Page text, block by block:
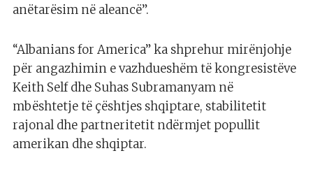
anëtarësim në aleancë”.
“Albanians for America” ka shprehur mirënjohje
për angazhimin e vazhdueshëm të kongresistëve
Keith Self dhe Suhas Subramanyam në
mbështetje të çështjes shqiptare, stabilitetit
rajonal dhe partneritetit ndërmjet popullit
amerikan dhe shqiptar.